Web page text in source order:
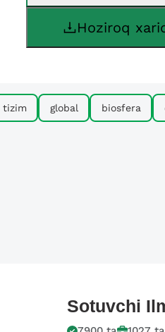
Hoziroq
tizim global biosfera
Sotuvchi